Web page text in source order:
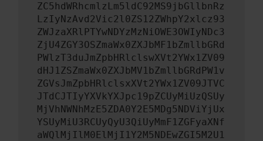
ZC5hdWRhcmlzLm5ldC92MS9jbGllbnRz
LzIyNzAvd2Vic2l0ZS12ZWhpY2xlcz93
ZWJzaXRlPTYwNDYzMzNiOWE3OWIyNDc3
ZjU4ZGY3OSZmaWx0ZXJbMF1bZmllbGRd
PWlzT3duJmZpbHRlclswXVt2YWx1ZV09
dHJ1ZSZmaWx0ZXJbMV1bZmllbGRdPW1v
ZGVsJmZpbHRlclsxXVt2YWx1ZV09JTVC
JTdCJTIyYXVkYXJpc19pZCUyMiUzQSUy
MjVhNWNhMzE5ZDA0Y2E5MDg5NDViYjUx
YSUyMiU3RCUyQyU3QiUyMmF1ZGFyaXNf
aWQlMjIlM0ElMjI1Y2M5NDEwZGI5M2U1